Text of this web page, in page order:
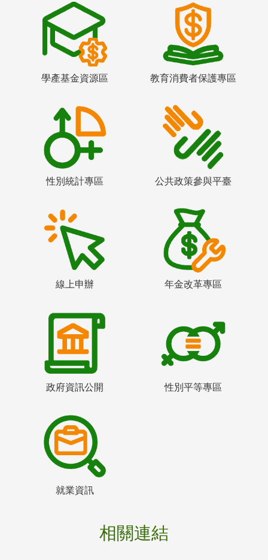
學產基金資源區 教育消費者保護專區
性別統計專區 公共政策參與平臺
線上申辦 年金改革專區
政府資訊公開 性別平等專區
就業資訊
相關連結